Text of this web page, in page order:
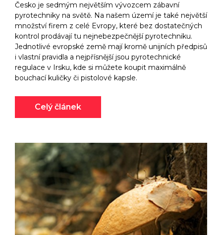
Česko je sedmým největším vývozcem zábavní
pyrotechniky na světě. Na našem území je také největší
množství firem z celé Evropy, které bez dostatečných
kontrol prodávají tu nejnebezpečnější pyrotechniku.
Jednotlivé evropské země mají kromě unijních předpisů
i vlastní pravidla a nejpřísnější jsou pyrotechnické
regulace v Irsku, kde si můžete koupit maximálně
bouchací kuličky či pistolové kapsle.
Celý článek